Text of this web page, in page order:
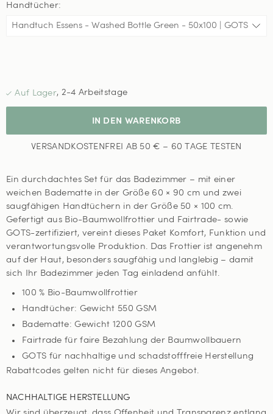
Handtücher:
, 2-4 Arbeitstage
IN DEN WARENKORB
VERSANDKOSTENFREI AB 50 € – 60 TAGE TESTEN
Ein durchdachtes Set für das Badezimmer – mit einer
weichen Badematte in der Größe 60 × 90 cm und zwei
saugfähigen Handtüchern in der Größe 50 × 100 cm.
Gefertigt aus Bio-Baumwollfrottier und Fairtrade- sowie
GOTS-zertifiziert, vereint dieses Paket Komfort, Funktion und
verantwortungsvolle Produktion. Das Frottier ist angenehm
auf der Haut, besonders saugfähig und langlebig – damit
sich Ihr Badezimmer jeden Tag einladend anfühlt.
100 % Bio-Baumwollfrottier
Handtücher: Gewicht 550 GSM
Badematte: Gewicht 1200 GSM
Fairtrade für faire Bezahlung der Baumwollbauern
GOTS für nachhaltige und schadstofffreie Herstellung
Rabattcodes gelten nicht für dieses Angebot.
NACHHALTIGE HERSTELLUNG